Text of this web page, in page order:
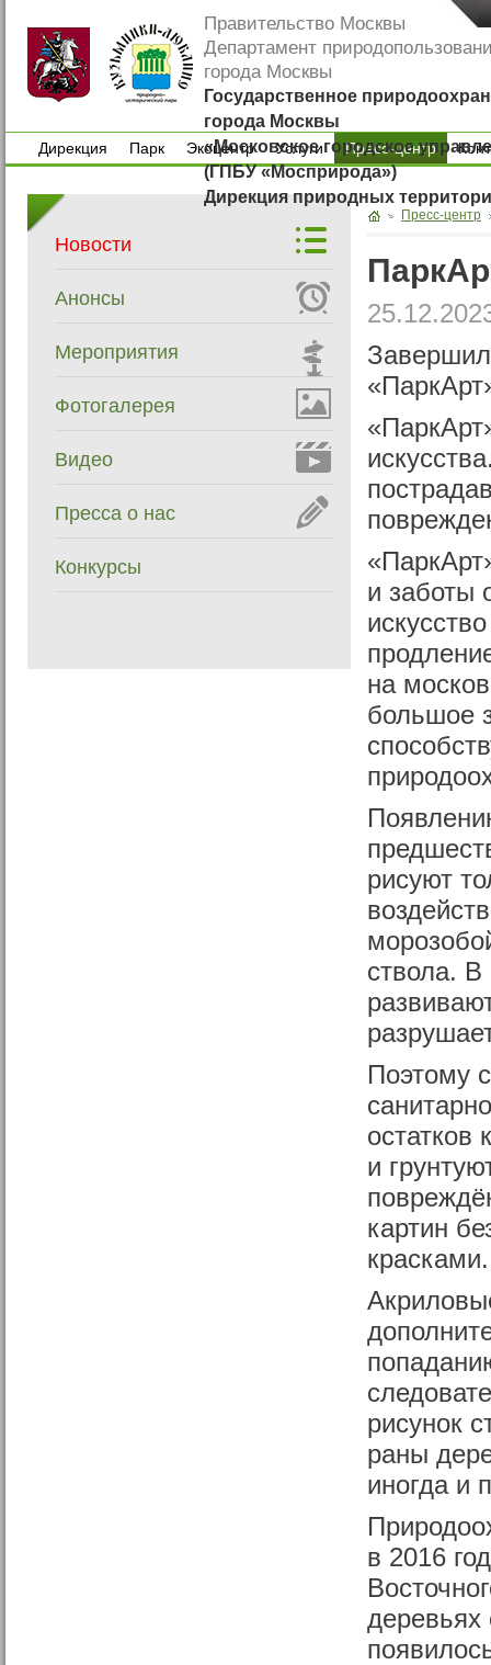
Правительство Москвы
Департамент
города Москвы
Государственное
города Москвы
«Московское городское
(ГПБУ «Мосприрода»)
Дирекция природных
Дирекция
Парк
Экоцентр
Экоцентр
Услуги
Услуги
Пресс-центр
Новости
Анонсы
Мероприятия
Фотогалерея
Видео
Пресса о нас
Конкурсы
Пресс-центр
и заботы
на
большое
рисуют
ствола. В
Поэтому
и
картин
красками.
рисунок
раны
иногда и
в 2016
деревьях